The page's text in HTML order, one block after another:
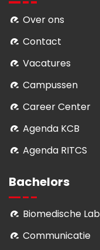
Over ons
Contact
Vacatures
Campussen
Career Center
Agenda KCB
Agenda RITCS
Bachelors
Biomedische
Communicatie